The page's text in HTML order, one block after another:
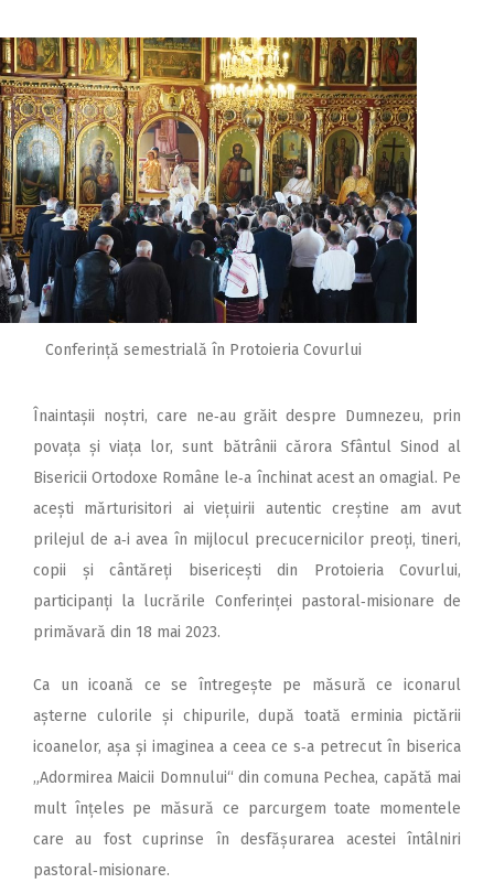
Conferință semestrială în Protoieria Covurlui
Înaintașii noștri, care ne‑au grăit despre Dumnezeu, prin
povața și viața lor, sunt bătrânii cărora Sfântul Sinod al
Bisericii Ortodoxe Române le‑a închinat acest an omagial. Pe
acești mărturisitori ai viețuirii autentic creștine am avut
prilejul de a‑i avea în mijlocul precucernicilor preoți, tineri,
copii și cântăreți bisericești din Protoieria Covurlui,
participanți la lucrări­le Conferinței pastoral‑misionare de
primăvară din 18 mai 2023.
Ca un icoană ce se întregește pe măsură ce iconarul
așterne culorile și chipurile, după toată erminia pictării
icoanelor, așa și imaginea a ceea ce s‑a petrecut în biserica
„Adormirea Maicii Domnului“ din comuna Pechea, capătă mai
mult înțeles pe măsură ce parcurgem toate momentele
care au fost cuprinse în desfășurarea acestei întâlniri
pastoral‑misionare.